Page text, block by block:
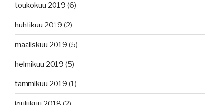
toukokuu 2019 (6)
huhtikuu 2019 (2)
maaliskuu 2019 (5)
helmikuu 2019 (5)
tammikuu 2019 (1)